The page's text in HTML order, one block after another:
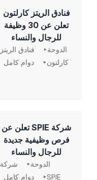
فنادق الريتز كارلتون
تعلن عن 30 وظيفة
للرجال والنساء
الدوحة
فنادق الريتز
كارلتون
دوام كامل
شركة SPIE تعلن عن
فرص وظيفية جديدة
للرجال والنساء
الدوحة
شركة
SPIE
دوام كامل